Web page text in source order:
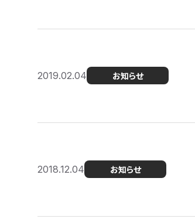
2019.02.04 お知らせ
2018.12.04 お知らせ